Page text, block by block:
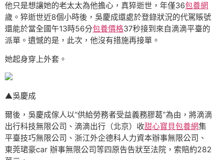
他只是想讓她的老太太為他擔心，真猝逝世，年僅36包養網
歲。猝逝世近8個小時後，吳慶成還處於登錄狀況的代駕賬號
還能於當全國午13時56分包養價格37秒接到來自滴滴平臺的
派單。遺憾的是，此次，他沒有措施再接單。
她起身穿上外套。
▲吳慶成
爾後，吳慶成傢人以“供給勞務者受益義務膠葛”為由，將滴滴
出行科技無限公司、滴滴出行（北京）收甜心寶貝包養網集
平臺技巧無限公司、浙江外企德科人力資本辦事無限公司、
東莞珺豪car 辦事無限公司等四原告告狀至法院，索賠約282